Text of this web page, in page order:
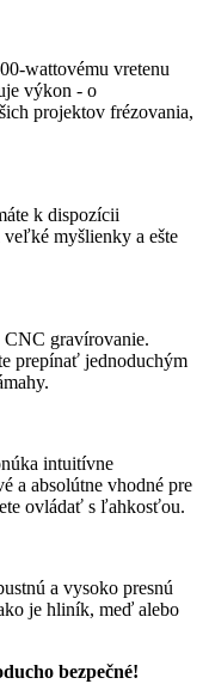
wattovému vretenu
výkon - o
projektov frézovania,
k dispozícii
myšlienky a ešte
CNC gravírovanie.
prepínať jednoduchým
intuitívne
a absolútne vhodné pre
ovládať s ľahkosťou.
a vysoko presnú
je hliník, meď alebo
bezpečné!